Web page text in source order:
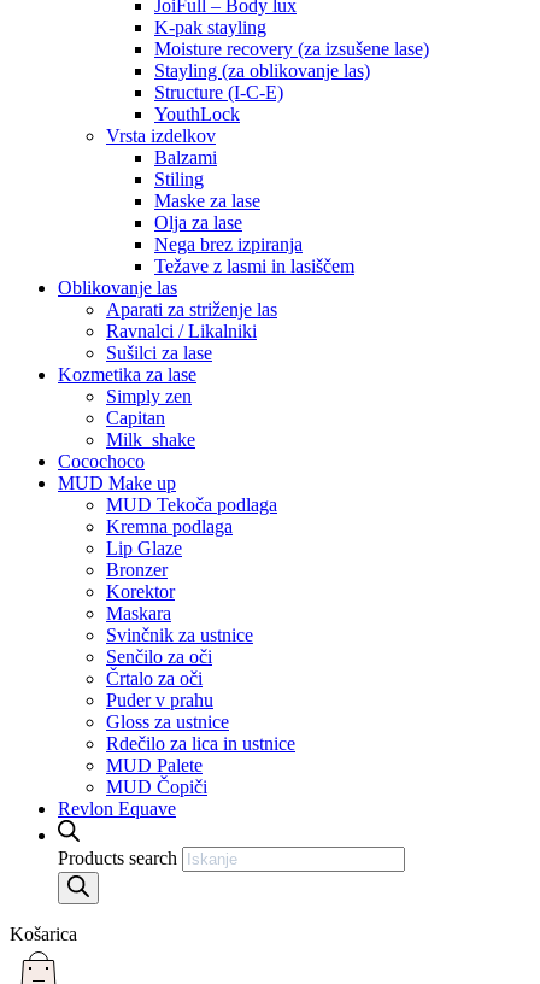
JoiFull – Body lux
K-pak stayling
Moisture recovery (za izsušene lase)
Stayling (za oblikovanje las)
Structure (I-C-E)
YouthLock
Vrsta izdelkov
Balzami
Stiling
Maske za lase
Olja za lase
Nega brez izpiranja
Težave z lasmi in lasiščem
Oblikovanje las
Aparati za striženje las
Ravnalci / Likalniki
Sušilci za lase
Kozmetika za lase
Simply zen
Capitan
Milk_shake
Cocochoco
MUD Make up
MUD Tekoča podlaga
Kremna podlaga
Lip Glaze
Bronzer
Korektor
Maskara
Svinčnik za ustnice
Senčilo za oči
Črtalo za oči
Puder v prahu
Gloss za ustnice
Rdečilo za lica in ustnice
MUD Palete
MUD Čopiči
Revlon Equave
Products search
Košarica